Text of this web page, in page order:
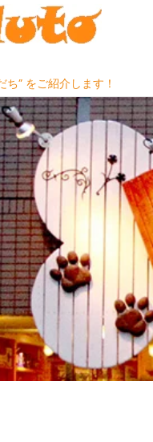
” をご紹介します！